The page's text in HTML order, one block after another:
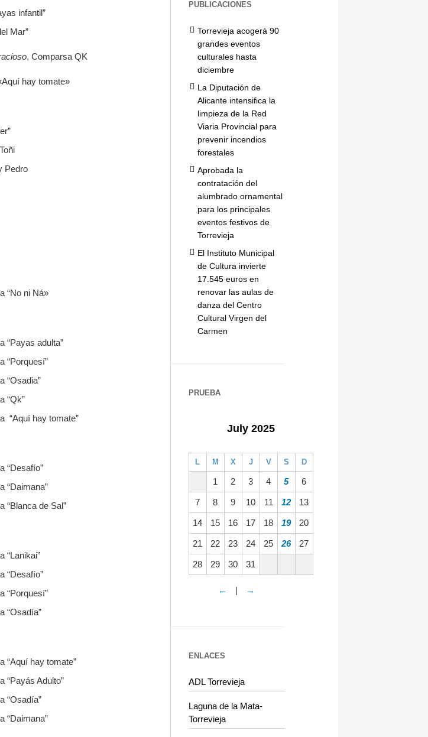
infantil”
Mar”
, Comparsa QK
hay tomate»
Pedro
“No ni Ná»
“Payas adulta”
“Porquesí”
“Osadia”
“Qk”
“Aquí hay tomate”
“Desafío”
“Daimana”
de Sal”
“Lanikai”
“Desafío”
“Osadía”
“Aquí hay tomate”
Adulto”
“Osadía”
PUBLICACIONES
Torrevieja acogerá 90
grandes eventos
culturales hasta
diciembre
La Diputación de
Alicante intensifica la
limpieza de la Red
Viaria Provincial para
prevenir incendios
forestales
Aprobada la
contratación del
alumbrado ornamental
para los principales
eventos festivos de
Torrevieja
El Instituto Municipal
de Cultura invierte
17.545 euros en
renovar las aulas de
danza del Centro
Cultural Virgen del
Carmen
PRUEBA
July 2025
L M X J V S D
1 2 3 4 5 6
7 8 9 10 11 12 13
14 15 16 17 18 19 20
21 22 23 24 25 26 27
28 29 30 31
← | →
ENLACES
ADL Torrevieja
Laguna de la Mata-
Torrevieja